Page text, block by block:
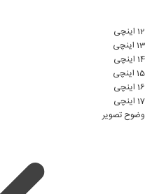
12 اینچی
13 اینچی
14 اینچی
15 اینچی
16 اینچی
17 اینچی
وضوح تصویر